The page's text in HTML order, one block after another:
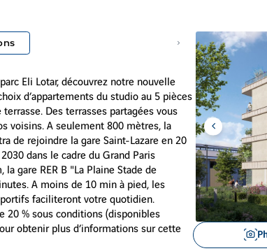
Eli Lotar, découvrez notre nouvelle
d’appartements du studio au 5 pièces
terrasse. Des terrasses partagées vous
voisins. A seulement 800 mètres, la
de rejoindre la gare Saint-Lazare en 20
dans le cadre du Grand Paris
gare RER B "La Plaine Stade de
A moins de 10 min à pied, les
faciliteront votre quotidien.
20 % sous conditions (disponibles
obtenir plus d’informations sur cette
Aller
à
l'item
précédent
Voir